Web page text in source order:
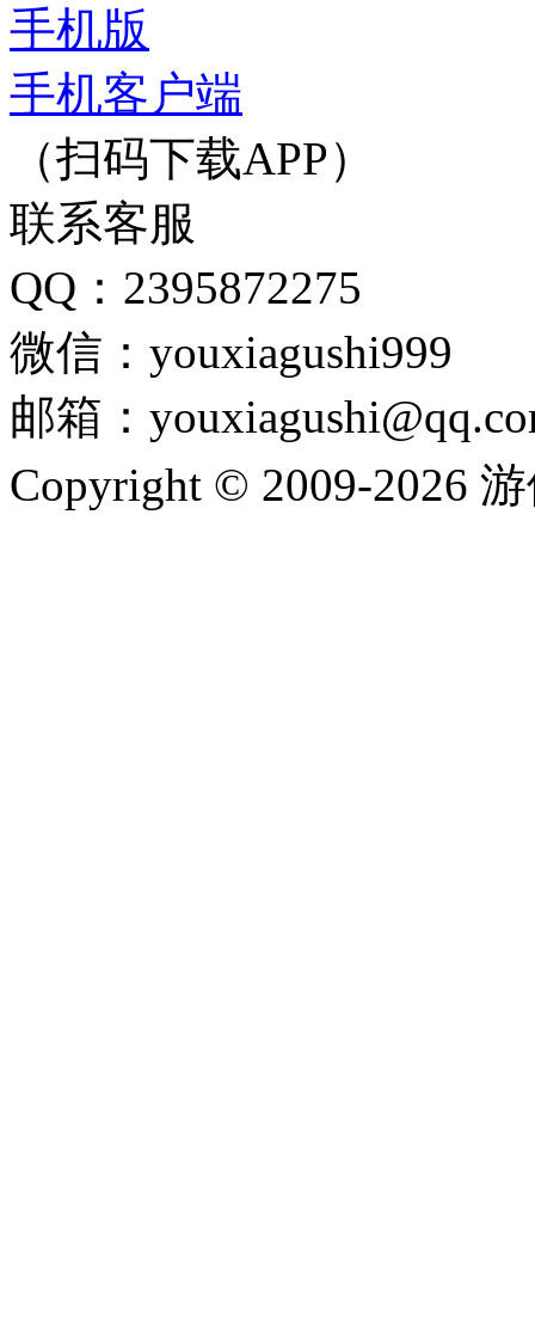
手机版
手机客户端
（扫码下载APP）
联系客服
QQ：2395872275
微信：youxiagushi999
邮箱：
Copyright © 2009-2026